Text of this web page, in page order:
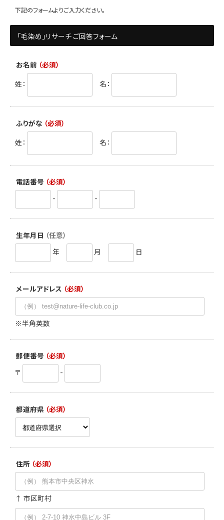
下記のフォームよりご入力ください。
「毛染め」リサーチ ご回答フォーム
お名前 （必須）
姓：
名：
ふりがな （必須）
姓：
名：
電話番号 （必須）
-
-
生年月日 （任意）
年
月 日
メールアドレス （必須）
※半角英数
郵便番号 （必須）
〒
-
都道府県 （必須）
住所 （必須）
↑ 市区町村